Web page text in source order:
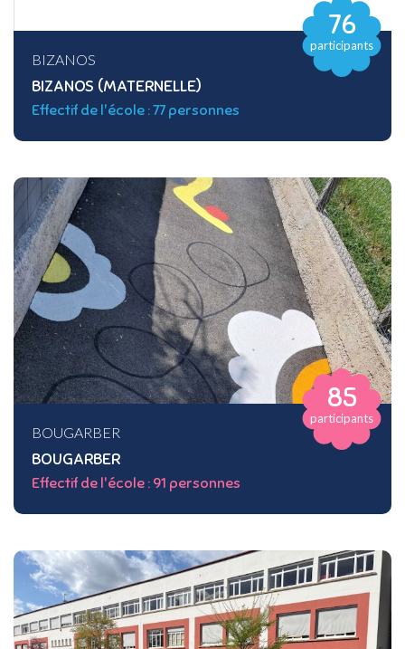
76
participants
BIZANOS
BIZANOS (MATERNELLE)
Effectif de l'école : 77 personnes
85
participants
BOUGARBER
BOUGARBER
Effectif de l'école : 91 personnes